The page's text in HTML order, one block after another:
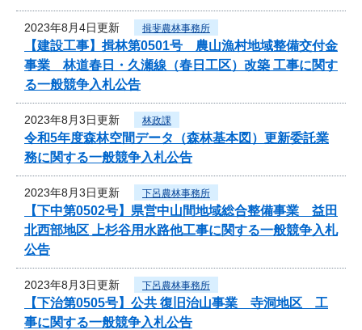
2023年8月4日更新 揖斐農林事務所
【建設工事】揖林第0501号 農山漁村地域整備交付金
事業 林道春日・久瀬線（春日工区）改築 工事に関す
る一般競争入札公告
2023年8月3日更新 林政課
令和5年度森林空間データ（森林基本図）更新委託業
務に関する一般競争入札公告
2023年8月3日更新 下呂農林事務所
【下中第0502号】県営中山間地域総合整備事業 益田
北西部地区 上杉谷用水路他工事に関する一般競争入札
公告
2023年8月3日更新 下呂農林事務所
【下治第0505号】公共 復旧治山事業 寺洞地区 工
事に関する一般競争入札公告